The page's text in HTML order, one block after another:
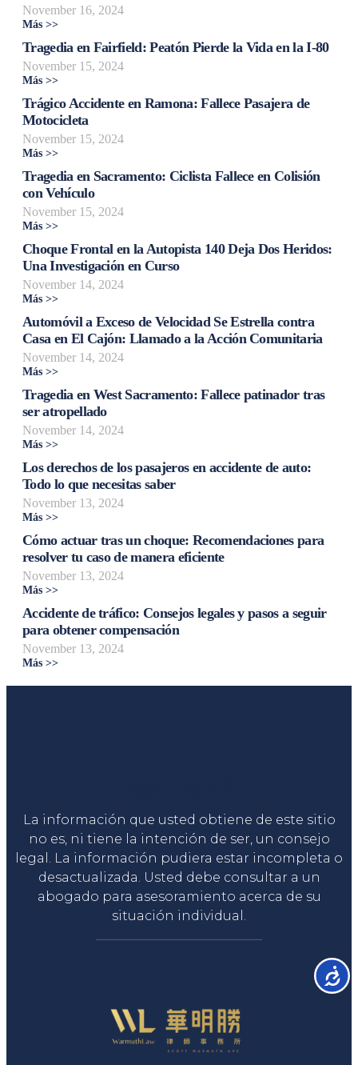
November 16, 2024
Más >>
Tragedia en Fairfield: Peatón Pierde la Vida en la I-80
November 15, 2024
Más >>
Trágico Accidente en Ramona: Fallece Pasajera de
Motocicleta
November 15, 2024
Más >>
Tragedia en Sacramento: Ciclista Fallece en Colisión
con Vehículo
November 15, 2024
Más >>
Choque Frontal en la Autopista 140 Deja Dos Heridos:
Una Investigación en Curso
November 14, 2024
Más >>
Automóvil a Exceso de Velocidad Se Estrella contra
Casa en El Cajón: Llamado a la Acción Comunitaria
November 14, 2024
Más >>
Tragedia en West Sacramento: Fallece patinador tras
ser atropellado
November 14, 2024
Más >>
Los derechos de los pasajeros en accidente de auto:
Todo lo que necesitas saber
November 13, 2024
Más >>
Cómo actuar tras un choque: Recomendaciones para
resolver tu caso de manera eficiente
November 13, 2024
Más >>
Accidente de tráfico: Consejos legales y pasos a seguir
para obtener compensación
November 13, 2024
Más >>
La información que usted obtiene de este sitio
no es, ni tiene la intención de ser, un consejo
legal. La información pudiera estar incompleta o
desactualizada. Usted debe consultar a un
abogado para asesoramiento acerca de su
situación individual.